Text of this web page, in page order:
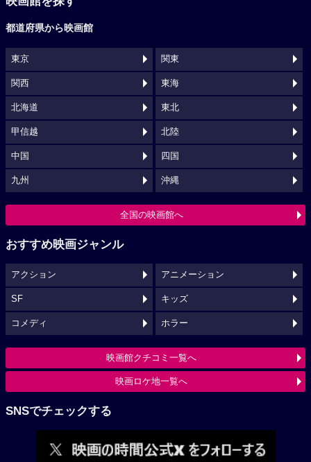
都道府県から映画館
東京 関東
関西 東海
北海道 東北
甲信越 北陸
中国 四国
九州 沖縄
全国の映画館へ
おすすめ映画ジャンル
アクション アニメーション
SF キッズ
コメディ ホラー
映画館クチコミ一覧へ
映画ロケ地一覧へ
SNSでチェックする